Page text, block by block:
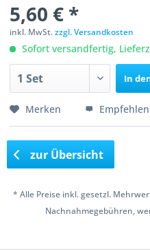
5,60 € *
inkl. MwSt.zzgl. Versandkosten
Sofort versandfertig,
In
Merken Empfehlen
zur Übersicht
* Alle Preise inkl. gesetzl.
Nachnahmegebühren,